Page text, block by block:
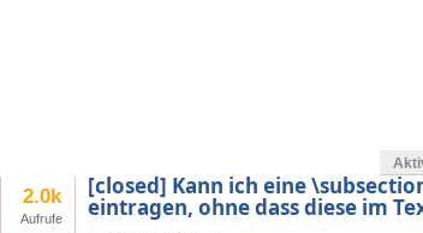
2.0k
Aufrufe
[closed] Kann ich eine
eintragen, ohne dass diese im